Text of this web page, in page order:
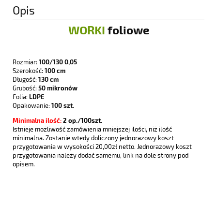
Opis
WORKI foliowe
Rozmiar: 100/130 0,05
Szerokość: 100 cm
Długość: 130 cm
Grubość: 50 mikronów
Folia: LDPE
Opakowanie: 100 szt.
Minimalna ilość: 2 op./100szt.
Istnieje możliwość zamówienia mniejszej ilości, niż ilość
minimalna. Zostanie wtedy doliczony jednorazowy koszt
przygotowania w wysokości 20,00zł netto. Jednorazowy koszt
przygotowania należy dodać samemu, link na dole strony pod
opisem.